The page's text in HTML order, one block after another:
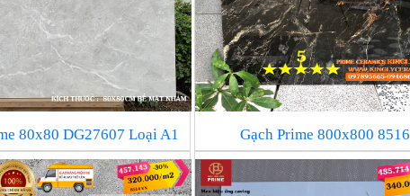
80x80 DG27607 Loại A1 Gạch Prime 800x800 8516